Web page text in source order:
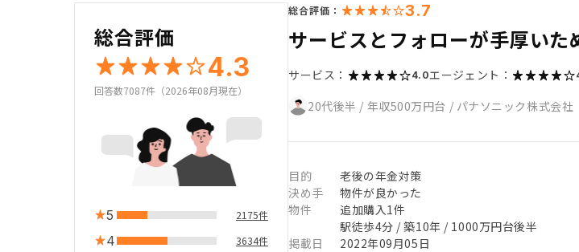
総合評価
4.3
回答数7087件（2026年08月現在）
5 2175件
4 3634件
総合評価： 3.7
サービスとフォローが手厚いた
サービス： 4.0エージェント：
20代後半 / 年収500万円台 / パナソニック株式会社
目的
老後の年金対策
決め手
物件が良かった
物件
追加購入1件
駅徒歩4分 / 築10年 / 1000万円台後半
掲載日
2022年09月05日